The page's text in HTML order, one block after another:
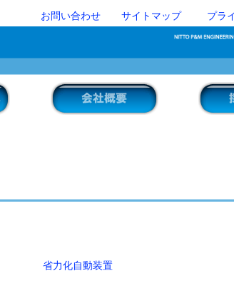
お問い合わせ サイトマップ プラ
省力化自動装置